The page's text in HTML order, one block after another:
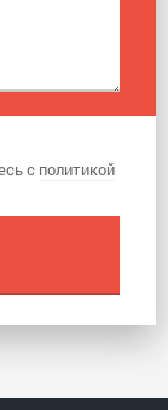
с политикой